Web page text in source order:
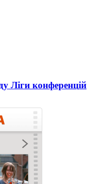
Ліги конференцій